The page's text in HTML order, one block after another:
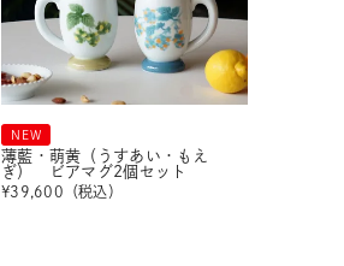
NEW
薄藍・萌黄（うすあい・もえ
ぎ） ビアマグ2個セット
¥39,600 （税込）